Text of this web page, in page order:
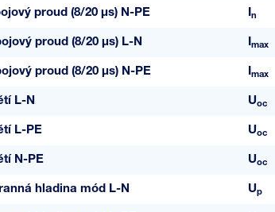
proud (8/20 µs) N-PE In
proud (8/20 µs) L-N Imax
proud (8/20 µs) N-PE Imax
L-N Uoc
L-PE Uoc
N-PE Uoc
hladina mód L-N Up